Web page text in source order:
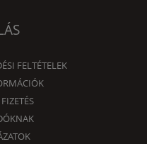
FELTÉTELEK